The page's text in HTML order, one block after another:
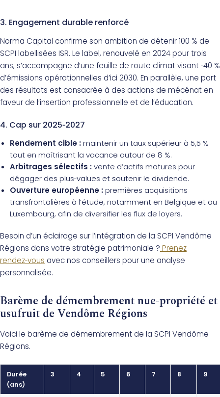
3. Engagement durable renforcé
Norma Capital confirme son ambition de détenir 100 % de
SCPI labellisées ISR. Le label, renouvelé en 2024 pour trois
ans, s’accompagne d’une feuille de route climat visant ‑40 %
d’émissions opérationnelles d’ici 2030. En parallèle, une part
des résultats est consacrée à des actions de mécénat en
faveur de l’insertion professionnelle et de l’éducation.
4. Cap sur 2025‑2027
Rendement cible :maintenir un taux supérieur à 5,5 %
tout en maîtrisant la vacance autour de 8 %.
Arbitrages sélectifs :vente d’actifs matures pour
dégager des plus‑values et soutenir le dividende.
Ouverture européenne :premières acquisitions
transfrontalières à l’étude, notamment en Belgique et au
Luxembourg, afin de diversifier les flux de loyers.
Besoin d’un éclairage sur l’intégration de la SCPI Vendôme
Régions dans votre stratégie patrimoniale ? Prenez
rendez‑vous avec nos conseillers pour une analyse
personnalisée.
Barème de démembrement nue-propriété et
usufruit de Vendôme Régions
Voici le barème de démembrement de la SCPI Vendôme
Régions.
Durée
(ans)
3 4 5 6 7 8 9